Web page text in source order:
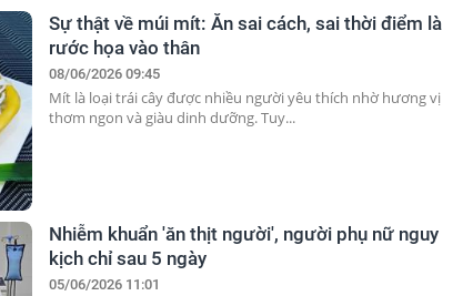
Sự thật về múi mít: Ăn sai cách, sai thời điểm là
rước họa vào thân
08/06/2026 09:45
Mít là loại trái cây được nhiều người yêu thích nhờ hương vị
thơm ngon và giàu dinh dưỡng. Tuy...
Nhiễm khuẩn 'ăn thịt người', người phụ nữ nguy
kịch chỉ sau 5 ngày
05/06/2026 11:01